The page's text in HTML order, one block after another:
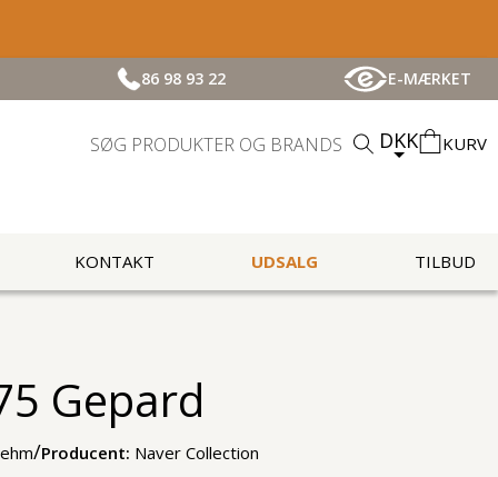
86 98 93 22 E-MÆRKET
DKK KURV
KONTAKT UDSALG TILBUD
Gepard
/Producent: Naver Collection